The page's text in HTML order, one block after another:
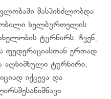
მასპინძლობდა
ხელბურთელის
ტურნირს. ჩვენ,
ფედერაციასთან ერთად
აღნიშნული ტურნირი,
იქცევა და